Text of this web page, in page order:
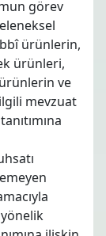
görev
ürünlerin,
ürünleri,
ve
ilgili mevzuat